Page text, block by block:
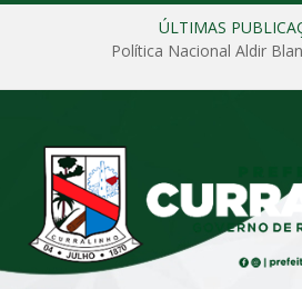
ÚLTIMAS
Política Nacional Aldir